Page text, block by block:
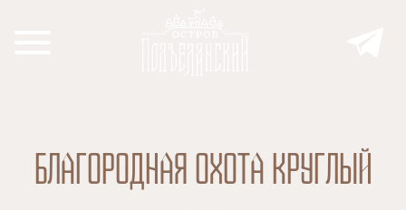
Благородная охота круглый